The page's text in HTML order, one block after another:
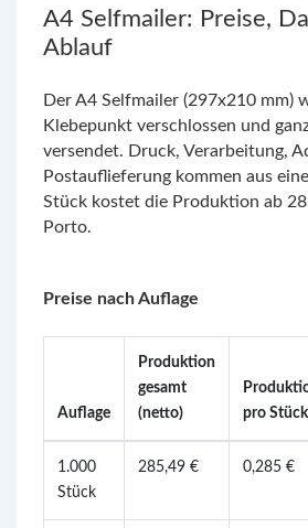
A4 Selfmailer: Preise,
Ablauf
Der A4 Selfmailer (297x210 mm)
Klebepunkt verschlossen und
versendet. Druck, Verarbeitung,
Postauflieferung kommen aus
Stück kostet die Produktion ab
Porto.
Preise nach Auflage
Auflage
Produktion
gesamt
(netto)
pro Stück
1.000
Stück
285,49 € 0,285 €